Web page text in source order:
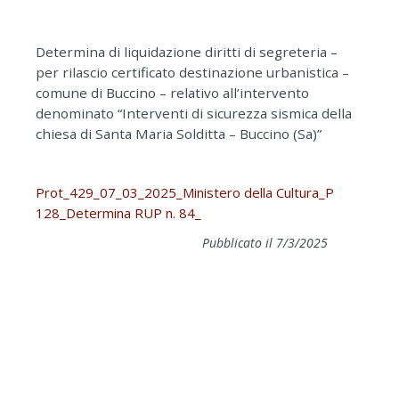
Determina di liquidazione diritti di segreteria –
per rilascio certificato destinazione urbanistica –
comune di Buccino – relativo all’intervento
denominato “Interventi di sicurezza sismica della
chiesa di Santa Maria Solditta – Buccino (Sa)”
Prot_429_07_03_2025_Ministero della Cultura_P
128_Determina RUP n. 84_
Pubblicato il 7/3/2025